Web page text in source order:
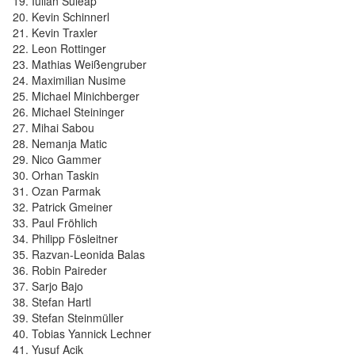
Kevin Schinnerl
Kevin Traxler
Leon Rottinger
Mathias Weißengruber
Maximilian Nusime
Michael Minichberger
Michael Steininger
Mihai Sabou
Nemanja Matic
Nico Gammer
Orhan Taskin
Ozan Parmak
Patrick Gmeiner
Paul Fröhlich
Philipp Fösleitner
Razvan-Leonida Balas
Robin Paireder
Sarjo Bajo
Stefan Hartl
Stefan Steinmüller
Tobias Yannick Lechner
Yusuf Acik